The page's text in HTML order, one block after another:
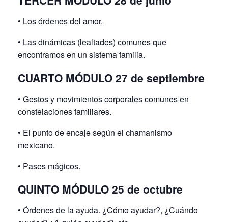
• Los órdenes del amor.
• Las dinámicas (lealtades) comunes que
encontramos en un sistema familia.
CUARTO MÓDULO 27 de septiembre
• Gestos y movimientos corporales comunes en
constelaciones familiares.
• El punto de encaje según el chamanismo
mexicano.
• Pases mágicos.
QUINTO MÓDULO 25 de octubre
• Órdenes de la ayuda. ¿Cómo ayudar?, ¿Cuándo